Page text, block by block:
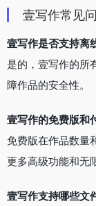
壹写作常见
壹写作是否支持离
是的，壹写作的所
障作品的安全性。
壹写作的免费版和
免费版在作品数量
更多高级功能和无
壹写作支持哪些文